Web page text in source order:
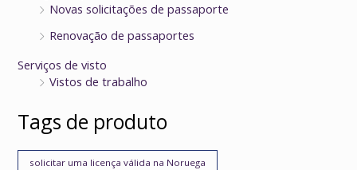
Novas solicitações de passaporte
Renovação de passaportes
Serviços de visto
Vistos de trabalho
Tags de produto
solicitar uma licença válida na Noruega